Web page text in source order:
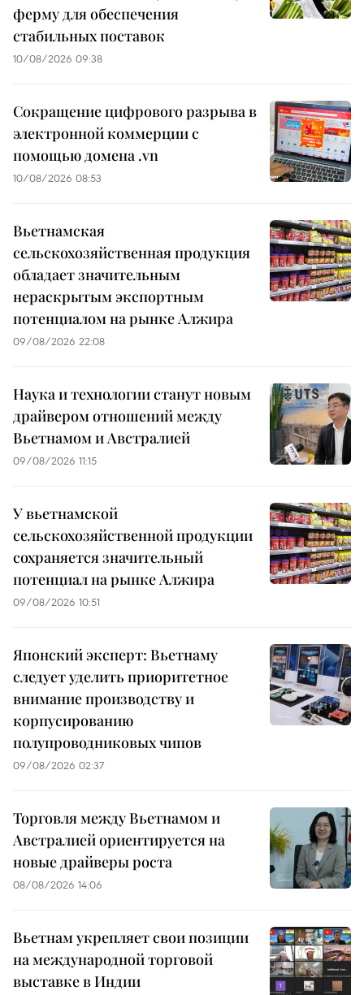
ферму для обеспечения
стабильных поставок
10/08/2026 09:38
Сокращение цифрового разрыва в
электронной коммерции с
помощью домена .vn
10/08/2026 08:53
Вьетнамская
сельскохозяйственная продукция
обладает значительным
нераскрытым экспортным
потенциалом на рынке Алжира
09/08/2026 22:08
Наука и технологии станут новым
драйвером отношений между
Вьетнамом и Австралией
09/08/2026 11:15
У вьетнамской
сельскохозяйственной продукции
сохраняется значительный
потенциал на рынке Алжира
09/08/2026 10:51
Японский эксперт: Вьетнаму
следует уделить приоритетное
внимание производству и
корпусированию
полупроводниковых чипов
09/08/2026 02:37
Торговля между Вьетнамом и
Австралией ориентируется на
новые драйверы роста
08/08/2026 14:06
Вьетнам укрепляет свои позиции
на международной торговой
выставке в Индии